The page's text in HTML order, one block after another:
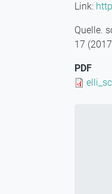
Link:
Quelle.
17
PDF